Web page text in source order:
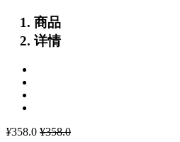
商品
详情
¥358.0 ¥358.0